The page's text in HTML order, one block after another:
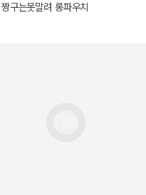
짱구는못말려 롱파우치